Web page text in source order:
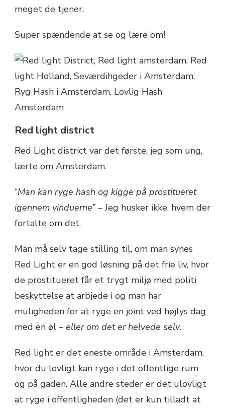
meget de tjener.
Super spændende at se og lære om!
Red light district
Red Light district var det første, jeg som ung,
lærte om Amsterdam.
“Man kan ryge hash og kigge på prostitueret
igennem vinduerne”– Jeg husker ikke, hvem der
fortalte om det.
Man må selv tage stilling til, om man synes
Red Light er en god løsning på det frie liv, hvor
de prostitueret får et trygt miljø med politi
beskyttelse at arbjede i og man har
muligheden for at ryge en joint ved højlys dag
med en øl – eller om det er helvede selv.
Red light er det eneste område i Amsterdam,
hvor du lovligt kan ryge i det offentlige rum
og på gaden. Alle andre steder er det ulovligt
at ryge i offentligheden (det er kun tilladt at